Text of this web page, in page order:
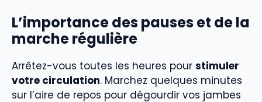
L’importance des pauses et de la
marche régulière
Arrêtez-vous toutes les heures pour stimuler
votre circulation. Marchez quelques minutes
sur l’aire de repos pour dégourdir vos jambes